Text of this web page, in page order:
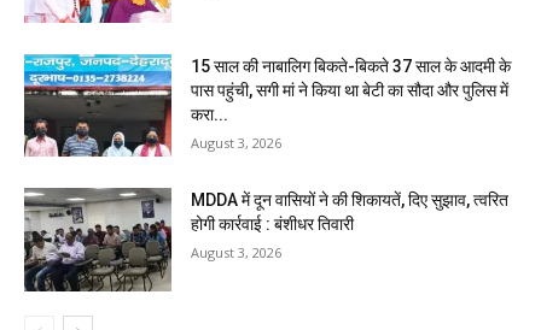
15 साल की नाबालिग बिकते-बिकते 37 साल के आदमी के
पास पहुंची, सगी मां ने किया था बेटी का सौदा और पुलिस में
करा...
August 3, 2026
MDDA में दून वासियों ने की शिकायतें, दिए सुझाव, त्वरित
होगी कार्रवाई : बंशीधर तिवारी
August 3, 2026